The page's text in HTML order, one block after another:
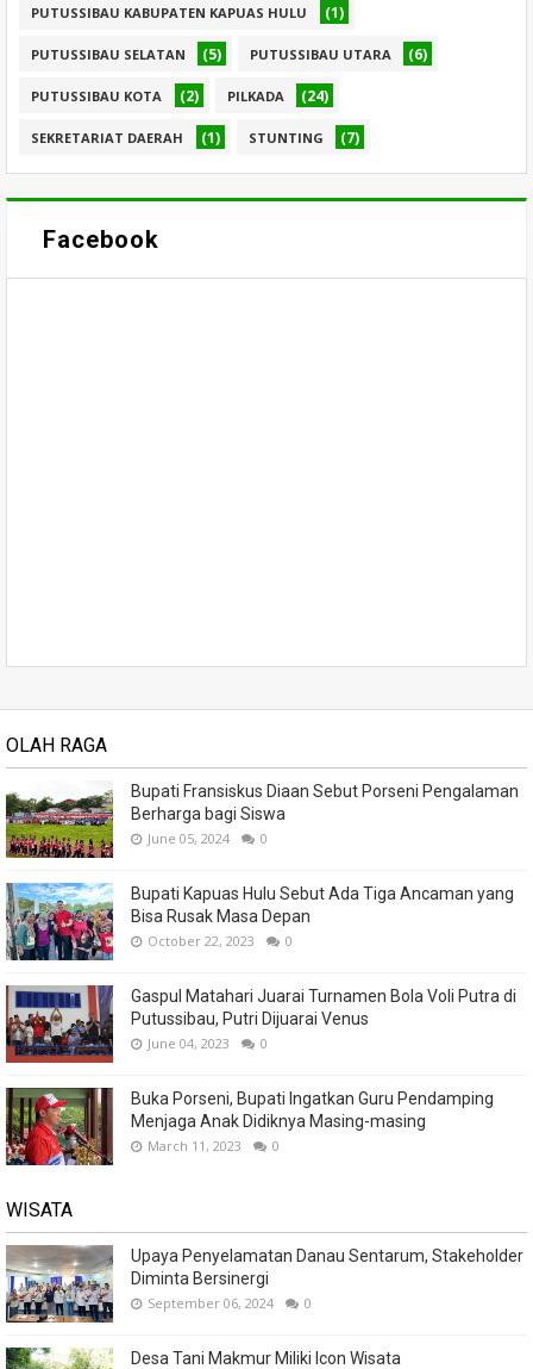
PUTUSSIBAU KABUPATEN KAPUAS HULU (1)
PUTUSSIBAU SELATAN (5) PUTUSSIBAU UTARA (6)
PUTUSSIBAU KOTA (2) PILKADA (24)
SEKRETARIAT DAERAH (1) STUNTING (7)
Facebook
OLAH RAGA
Bupati Fransiskus Diaan Sebut Porseni Pengalaman
Berharga bagi Siswa
June 05, 2024 0
Bupati Kapuas Hulu Sebut Ada Tiga Ancaman yang
Bisa Rusak Masa Depan
October 22, 2023 0
Gaspul Matahari Juarai Turnamen Bola Voli Putra di
Putussibau, Putri Dijuarai Venus
June 04, 2023 0
Buka Porseni, Bupati Ingatkan Guru Pendamping
Menjaga Anak Didiknya Masing-masing
March 11, 2023 0
WISATA
Upaya Penyelamatan Danau Sentarum, Stakeholder
Diminta Bersinergi
September 06, 2024 0
Desa Tani Makmur Miliki Icon Wisata